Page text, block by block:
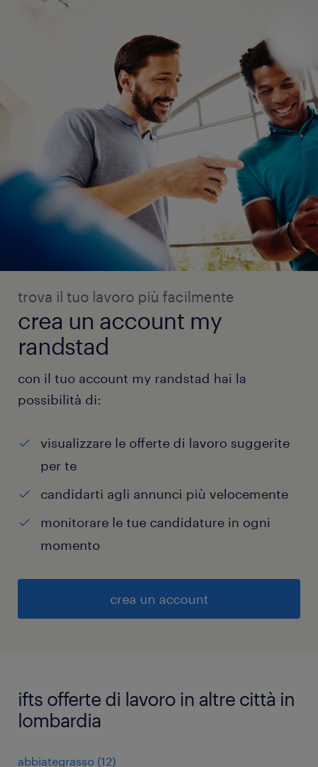
trova il tuo lavoro più facilmente
crea un account my
randstad
con il tuo account my randstad hai la
possibilità di:
visualizzare le offerte di lavoro suggerite
per te
candidarti agli annunci più velocemente
monitorare le tue candidature in ogni
momento
crea un account
ifts offerte di lavoro in altre città in
lombardia
abbiategrasso (12)